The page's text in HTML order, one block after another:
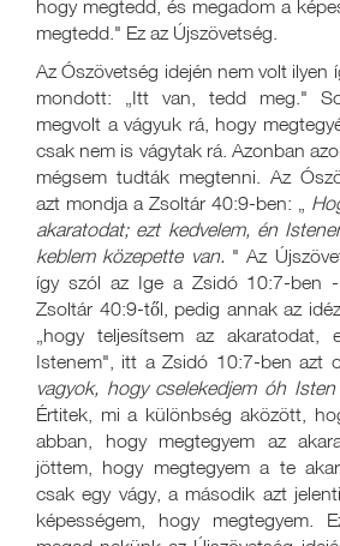
hogy megtedd, és megadom a
megtedd." Ez az Újszövetség.
Az Ószövetség idején nem volt ilyen
mondott: „Itt van, tedd meg."
megvolt a vágyuk rá, hogy
csak nem is vágytak rá. Azonban
mégsem tudták megtenni. Az
azt mondja a Zsoltár 40:9-ben: „
akaratodat; ezt kedvelem, én
keblem közepette van. " Az
így szól az Ige a Zsidó 10:7-ben
Zsoltár 40:9-től, pedig annak az
„hogy teljesítsem az akaratodat,
Istenem", itt a Zsidó 10:7-ben azt
vagyok, hogy cselekedjem óh
Értitek, mi a különbség aközött,
abban, hogy megtegyem az
jöttem, hogy megtegyem a te
csak egy vágy, a második azt
képességem, hogy megtegyem.